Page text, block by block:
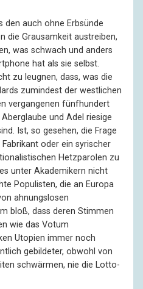
den auch ohne Erbsünde
die Grausamkeit austreiben,
was schwach und anders
hat als sie selbst.
zu leugnen, dass, was die
zumindest der westlichen
vergangenen fünfhundert
und Adel riesige
Ist, so gesehen, die Frage
oder ein syrischer
Hetzparolen zu
unter Akademikern nicht
Populisten, die an Europa
ahnungslosen
bloß, dass deren Stimmen
wie das Votum
Utopien immer noch
gebildeter, obwohl von
schwärmen, nie die Lotto-